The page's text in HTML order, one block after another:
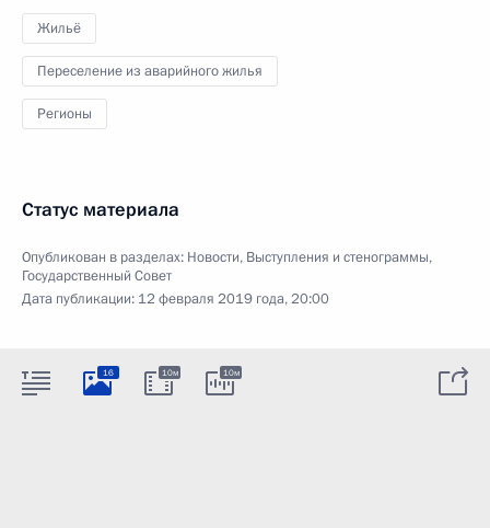
Жильё
Переселение из аварийного жилья
Регионы
Статус материала
Опубликован в разделах: Новости, Выступления и стенограммы,
Государственный Совет
Дата публикации: 12 февраля 2019 года, 20:00
16 10м 10м